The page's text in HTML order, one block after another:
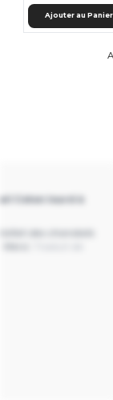
Ajouter au Panier
Coton lourd à